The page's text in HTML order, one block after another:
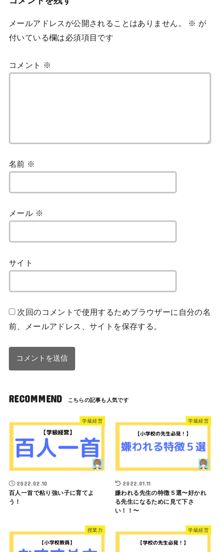
メールアドレスが公開されることはありません。 ※ が
付いている欄は必須項目です
コメント ※
名前 ※
メール ※
サイト
次回のコメントで使用するためブラウザーに自分の名
前、メールアドレス、サイトを保存する。
RECOMMEND
学級経営
2022.02.10
百人一首で粘り強い子に育てよ
う！
学級経営
2022.01.11
嫌われる先生の特徴５選〜好かれ
る先生になるために見て下さ
い！！〜
授業力 学級経営